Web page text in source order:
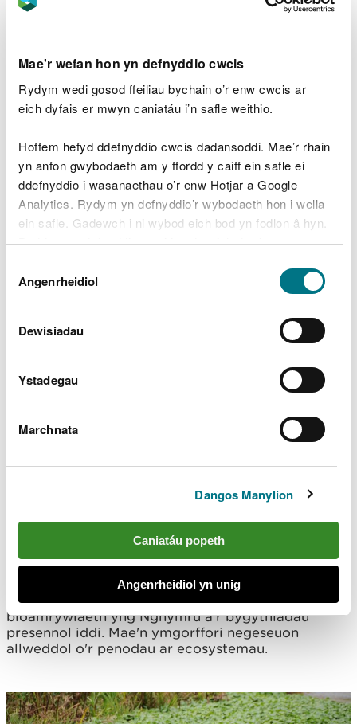
Mae'r wefan hon yn defnyddio cwcis
Rydym wedi gosod ffeiliau bychain o’r enw cwcis ar
eich dyfais er mwyn caniatáu i’n safle weithio.
Hoffem hefyd ddefnyddio cwcis dadansoddi. Mae’r rhain
yn anfon gwybodaeth am y ffordd y caiff ein safle ei
ddefnyddio i wasanaethau o’r enw Hotjar a Google
Analytics. Rydym yn defnyddio’r wybodaeth hon i wella
ein safle. Gadewch i ni wybod eich bod yn fodlon â hyn.
Byddwn yn defnyddio cwci i gadw eich dewis.
Gellirdarllen mwy am ein cwcis cyn i chi ddewis.
Caniatâd
Angenrheidiol
Dewisiadau
Ystadegau
Marchnata
Dangos Manylion
Caniatáu popeth
Angenrheidiol yn unig
SoNaRR2020: Arbed dŵr
Mae'r thema drawsbynciol hon yn edrych ar yr
SoNaRR2020: Asesu
bioamrywiaeth
Mae'r thema drawsbynciol hon yn edrych ar gyflwr
bioamrywiaeth yng Nghymru a'r bygythiadau
presennol iddi. Mae'n ymgorffori negeseuon
allweddol o'r penodau ar ecosystemau.